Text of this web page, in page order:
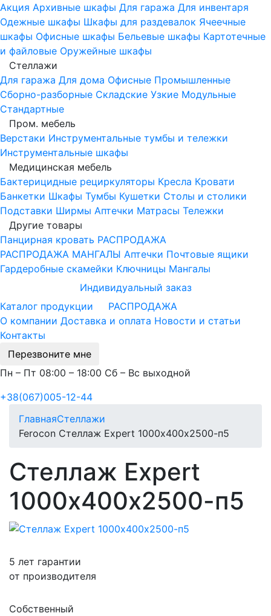
Акция Архивные шкафы Для гаража Для инвентаря
Одежные шкафы Шкафы для раздевалок Ячеечные
шкафы Офисные шкафы Бельевые шкафы Картотечные
и файловые Оружейные шкафы
Стеллажи
Для гаража Для дома Офисные Промышленные
Сборно-разборные Складские Узкие Модульные
Стандартные
Пром. мебель
Верстаки Инструментальные тумбы и тележки
Инструментальные шкафы
Медицинская мебель
Бактерицидные рециркуляторы Кресла Кровати
Банкетки Шкафы Тумбы Кушетки Столы и столики
Подставки Ширмы Аптечки Матрасы Тележки
Другие товары
Панцирная кровать РАСПРОДАЖА
РАСПРОДАЖА МАНГАЛЫ Аптечки Почтовые ящики
Гардеробные скамейки Ключницы Мангалы
Индивидуальный заказ
Каталог продукции
РАСПРОДАЖА
О компании Доставка и оплата Новости и статьи
Контакты
Перезвоните мне
Пн – Пт 08:00 – 18:00 Сб – Вс выходной
+38(067)005-12-44
ГлавнаяСтеллажи
Ferocon Стеллаж Expert 1000х400х2500-п5
Стеллаж Expert
1000х400х2500-п5
5 лет гарантии
от производителя
Собственный